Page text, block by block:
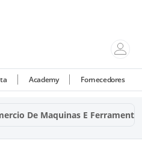
Academy Fornecedores
De Maquinas E